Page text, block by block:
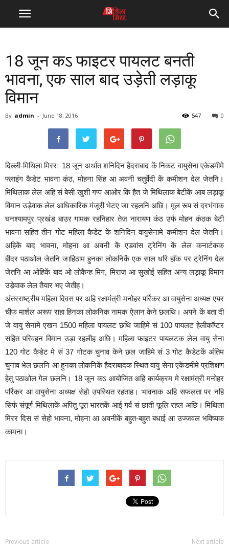
18 जून कऽ फाइटर पायलट बनती
भावना, एक साल बाद उड़ेती लड़ाकू
विमान
By admin - June 18, 2016 0
547
दिल्ली-मिथिला मिररः 18 जून अर्थात शनिदिन हैदराबाद कें निकट वायुसेना एकेडमीमे
फ्लाइंग कैडेट भावना कंठ, मोहना सिंह आ अवनी चतुर्वेदी कें कमीशन देल जेतनि।
मिथिलाक लेल अहि सं बेसी खुशी गप्प आओर कि हैत जे मिथिलाक बेटीकें आब लड़ाकू
विमान उड़ेवाक लेल आधिकारिक मंजूरी भेटए जा रहलनि अछि। मूल रूप सं दरभंगाक
घनश्यामपुर प्रखंड बाउर गामक रहनिहार तेज़ नारायण कंठ उर्फ मोहन कंठक बेटी
भावना सहित तीन गोट महिला कैडेट कें शनिदिन वायुसेनामे कमीशन देल जेतनि।
अहिकें बाद भावना, मोहना आ अवनी कें एडवांस ट्रेनिंग कें लेल कनार्टकक
बीदर पठाओल जेतनि जाहिठाम हुनका लोकनिकें एक साल धरि हाॅक पर ट्रेनिंग देल
जेतनि आ ओहिकें बाद ओ लोकैन्ह मिग, मिराज आ सुखोई सहित अन्य लड़ाकू विमान
उड़ेवाक लेल तैयार भए जेतीह।
अंतरराष्ट्रीय महिला दिवस पर अहि रक्षामंत्री मनोहर पर्रिकर आ वायुसेना अध्यक्ष एयर
चीफ मार्शल अरूप राहा हिनका लोकनिक नामक ऐलान केने छलथि। अपने कें बता दी
जे वायु सेनामे एखन 1500 महिला पायलट छथि जाहिमे सं 100 पायलट हेलीकाॅप्टर
सहित परिवहन विमान उड़ा रहलीह अछि। महिला फाइटर पायलटक लेल वायु सेना
120 गोट कैडेट मे सं 37 गोटक चुनाव केने छल जाहिमे सं 3 गोट कैडेटकें अंतिम
चुनाव भेल छलनि आ हुनका लोकनिकें हैदराबादक स्थित वायु सेना एकेडमीमे प्रशिक्षण
हेतु पठाओल गेल छलनि। 18 जून कऽ आयोजित अहि कार्यक्रम मे रक्षामंत्री मनोहर
पर्रिकर आ वायुसेना अध्यक्ष सेहो उपस्थित रहताह। भावनाक अहि सफलता पर नहि
सिर्फ संपूर्ण मिथिलाकें अपितु पूरा भारतकें आई गर्व सं छाती फूलि रहल अछि। मिथिला
मिरर दिस सं सेहो भावना, मोहना आ अवनीकें बहुत-बहुत बधाई आ उज्जवल भविष्यक
कामना।
Previous article Next article